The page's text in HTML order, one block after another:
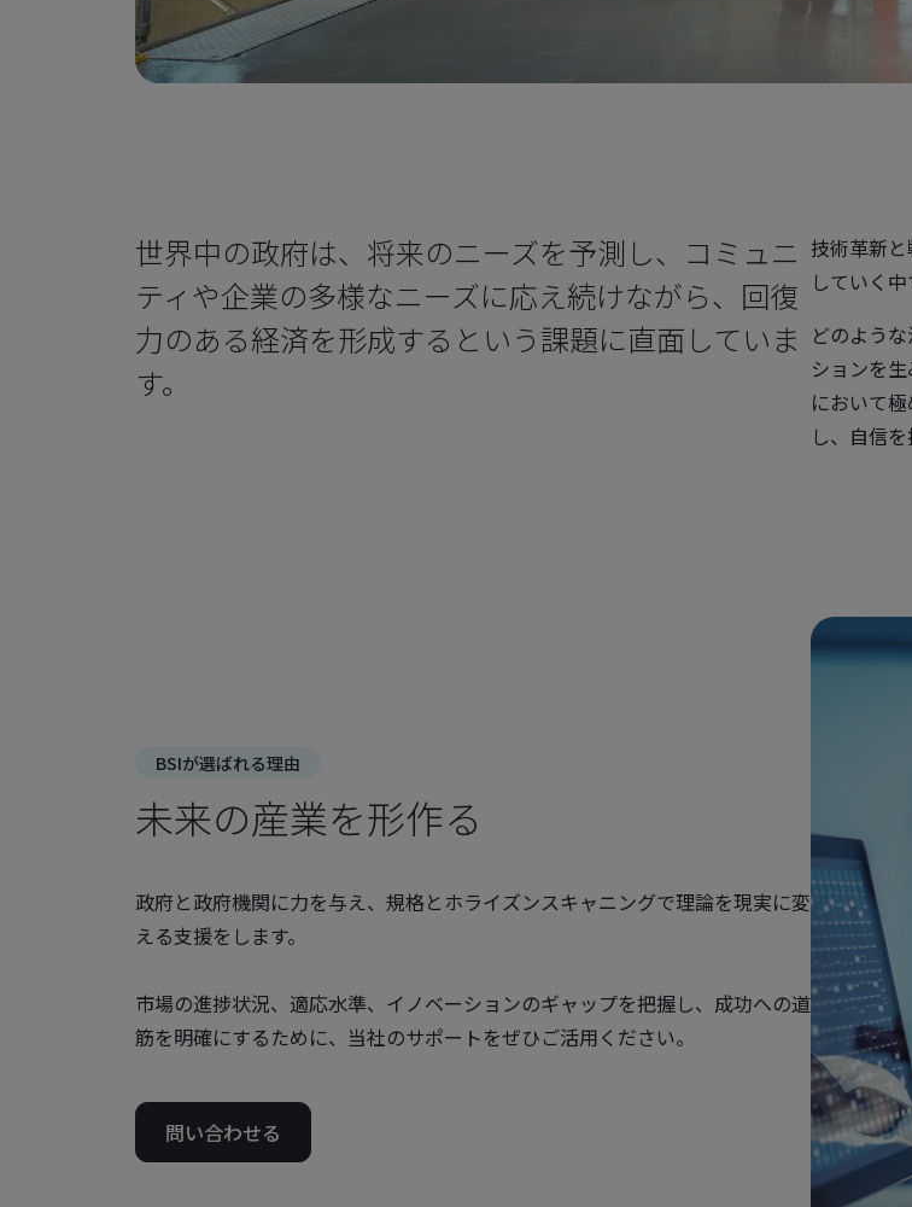
世界中の政府は、将来のニーズを予測し、コミュニ
ティや企業の多様なニーズに応え続けながら、回復
力のある経済を形成するという課題に直面していま
す。
技術革新
していく
どのよう
ションを
において
し、自信
BSIが選ばれる理由
未来の産業を形作る
政府と政府機関に力を与え、規格とホライズンスキャニングで理論を現実に変
える支援をします。
市場の進捗状況、適応水準、イノベーションのギャップを把握し、成功への道
筋を明確にするために、当社のサポートをぜひご活用ください。
問い合わせる